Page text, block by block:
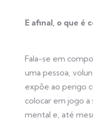
E afinal, o que é
Fala-se em
uma pessoa,
expõe ao perigo
colocar em jogo a
mental e, até